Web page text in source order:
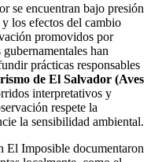
se encuentran bajo presión
los efectos del cambio
promovidos por
han
prácticas responsables
de El Salvador (Aves
interpretativos y
respete la
la sensibilidad ambiental.
El Imposible documentaron